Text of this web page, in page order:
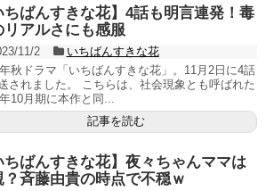
ちばんすきな花】4話も明言連発！毒
リアルさにも感服
11/2
いちばんすきな花
秋ドラマ「いちばんすきな花」。11月2日に4話
されました。 こちらは、社会現象とも呼ばれた
10月期に本作と同...
記事を読む
ちばんすきな花】夜々ちゃんママは
？斉藤由貴の時点で不穏ｗ